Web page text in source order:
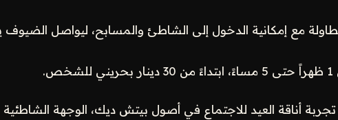
مع إمكانية الدخول إلى الشاطئ والمسابح، ليواصل الضيوف
أناقة العيد للاجتماع في أصول بيتش ديك، الوجهة الشاطئية